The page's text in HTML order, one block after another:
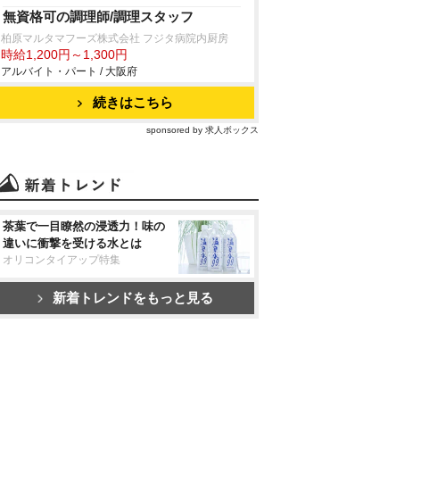
無資格可の調理師/調理スタッフ
柏原マルタマフーズ株式会社 フジタ病院内厨房
時給1,200円～1,300円
アルバイト・パート / 大阪府
続きはこちら
sponsored by 求人ボックス
茶葉で一目瞭然の浸透力！味の
違いに衝撃を受ける水とは
オリコンタイアップ特集
新着トレンドをもっと見る